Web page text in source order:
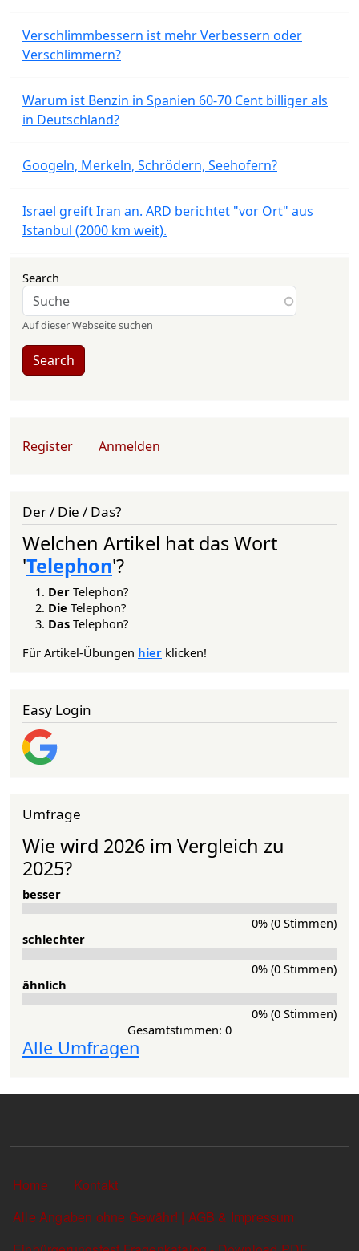
Verschlimmbessern ist mehr Verbessern oder
Verschlimmern?
Warum ist Benzin in Spanien 60-70 Cent billiger als
in Deutschland?
Googeln, Merkeln, Schrödern, Seehofern?
Israel greift Iran an. ARD berichtet "vor Ort" aus
Istanbul (2000 km weit).
Search
Auf dieser Webseite suchen
Search
User account menu
Register Anmelden
Der / Die / Das?
Welchen Artikel hat das Wort
'Telephon'?
Der Telephon?
Die Telephon?
Das Telephon?
Für Artikel-Übungen hier klicken!
Easy Login
Umfrage
Wie wird 2026 im Vergleich zu
2025?
besser
0% (0 Stimmen)
schlechter
0% (0 Stimmen)
ähnlich
0% (0 Stimmen)
Gesamtstimmen: 0
Alle Umfragen
Sekundärlinks
Home
Kontakt
Alle Angaben ohne Gewähr! | AGB & Impressum